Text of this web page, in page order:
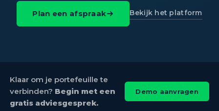
Plan een afspraak Bekijk het platform
Klaar om je portefeuille te
verbinden? Begin met een
gratis adviesgesprek.
Demo aanvragen